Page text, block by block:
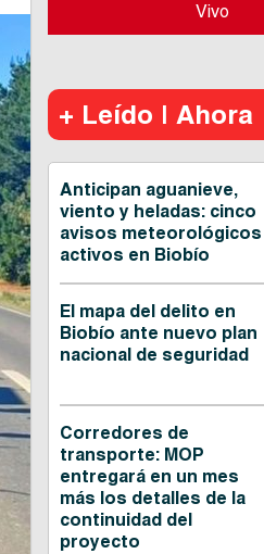
Vivo
+ Leído | Ahora
Anticipan aguanieve,
viento y heladas: cinco
avisos meteorológicos
activos en Biobío
El mapa del delito en
Biobío ante nuevo plan
nacional de seguridad
Corredores de
transporte: MOP
entregará en un mes
más los detalles de la
continuidad del
proyecto